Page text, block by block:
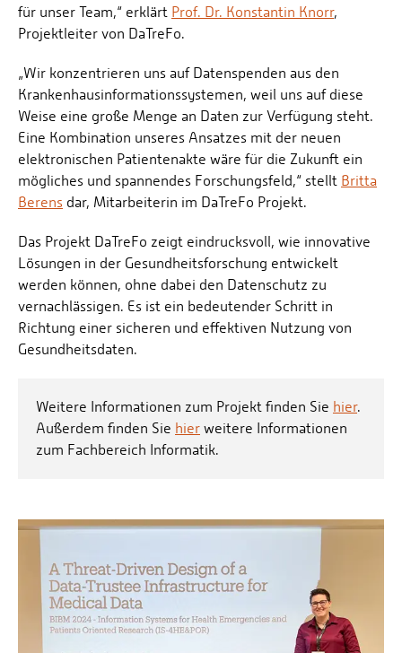
für unser Team,“ erklärt Prof. Dr. Konstantin Knorr,
Projektleiter von DaTreFo.
„Wir konzentrieren uns auf Datenspenden aus den
Krankenhausinformationssystemen, weil uns auf diese
Weise eine große Menge an Daten zur Verfügung steht.
Eine Kombination unseres Ansatzes mit der neuen
elektronischen Patientenakte wäre für die Zukunft ein
mögliches und spannendes Forschungsfeld,“ stellt Britta
Berens dar, Mitarbeiterin im DaTreFo Projekt.
Das Projekt DaTreFo zeigt eindrucksvoll, wie innovative
Lösungen in der Gesundheitsforschung entwickelt
werden können, ohne dabei den Datenschutz zu
vernachlässigen. Es ist ein bedeutender Schritt in
Richtung einer sicheren und effektiven Nutzung von
Gesundheitsdaten.
Weitere Informationen zum Projekt finden Sie hier.
Außerdem finden Sie hier weitere Informationen
zum Fachbereich Informatik.